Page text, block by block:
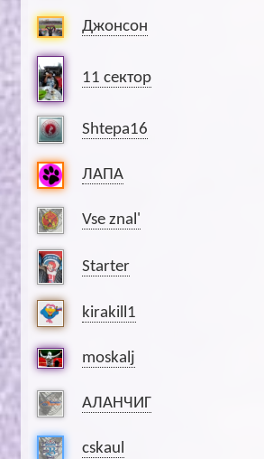
Джонсон
11 сектор
Shtepa16
ЛАПА
Vse znal'
Starter
kirakill1
moskalj
АЛАНЧИГ
cskaul